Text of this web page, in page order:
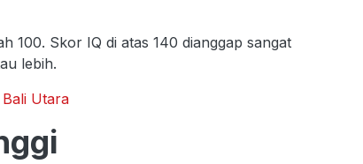
100. Skor IQ di atas 140 dianggap sangat
lebih.
Utara